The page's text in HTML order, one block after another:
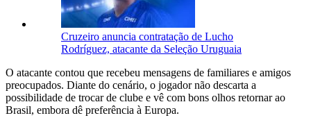
Cruzeiro anuncia contratação de Lucho
Rodríguez, atacante da Seleção Uruguaia
O atacante contou que recebeu mensagens de familiares e amigos
preocupados. Diante do cenário, o jogador não descarta a
possibilidade de trocar de clube e vê com bons olhos retornar ao
Brasil, embora dê preferência à Europa.